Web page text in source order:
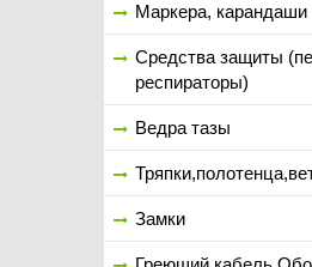
Маркера, карандаши
Средства защиты
респираторы)
Ведра тазы
Замки